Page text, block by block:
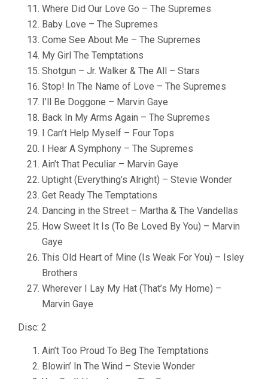
Where Did Our Love Go – The Supremes
Baby Love – The Supremes
Come See About Me – The Supremes
My Girl The Temptations
Shotgun – Jr. Walker & The All – Stars
Stop! In The Name of Love – The Supremes
I’ll Be Doggone – Marvin Gaye
Back In My Arms Again – The Supremes
I Can’t Help Myself – Four Tops
I Hear A Symphony – The Supremes
Ain’t That Peculiar – Marvin Gaye
Uptight (Everything’s Alright) – Stevie Wonder
Get Ready The Temptations
Dancing in the Street – Martha & The Vandellas
How Sweet It Is (To Be Loved By You) – Marvin
Gaye
This Old Heart of Mine (Is Weak For You) – Isley
Brothers
Wherever I Lay My Hat (That’s My Home) –
Marvin Gaye
Disc: 2
Ain’t Too Proud To Beg The Temptations
Blowin’ In The Wind – Stevie Wonder